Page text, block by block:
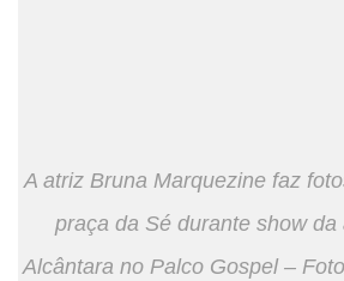
A atriz Bruna Marquezine faz
praça da Sé durante show da
Alcântara no Palco Gospel –